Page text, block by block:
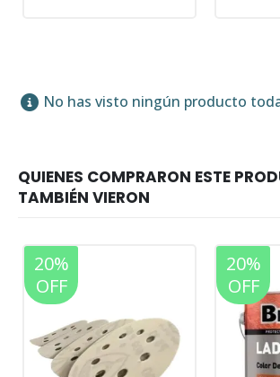
No has visto ningún producto
20%
OFF
20%
OFF